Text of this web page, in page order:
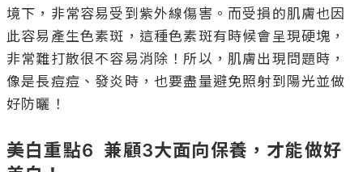
境下，非常容易受到紫外線傷害。而受損的肌膚也因
此容易產生色素斑，這種色素斑有時候會呈現硬塊，
非常難打散很不容易消除！所以，肌膚出現問題時，
像是長痘痘、發炎時，也要盡量避免照射到陽光並做
好防曬！
美白重點6  兼顧3大面向保養，才能做好